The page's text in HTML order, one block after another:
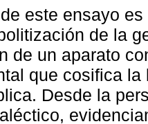
este ensayo
de la
de un aparato
que cosifica
Desde la